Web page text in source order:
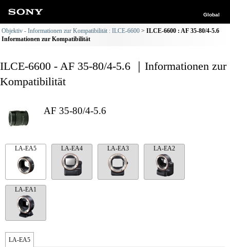
Global
Objektiv - Informationen zur Kompatibilität : ILCE-6600
ILCE-6600 : AF 35-80/4-5.6
Informationen zur Kompatibilität
ILCE-6600 - AF 35-80/4-5.6 ｜Informationen zur
Kompatibilität
AF 35-80/4-5.6
LA-EA5 LA-EA4 LA-EA3 LA-EA2
LA-EA1
LA-EA5